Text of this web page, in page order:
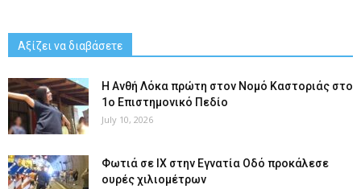
Αξίζει να διαβάσετε
Η Ανθή Λόκα πρώτη στον Νομό Καστοριάς στο
1ο Επιστημονικό Πεδίο
July 10, 2026
Φωτιά σε ΙΧ στην Εγνατία Οδό προκάλεσε
ουρές χιλιομέτρων